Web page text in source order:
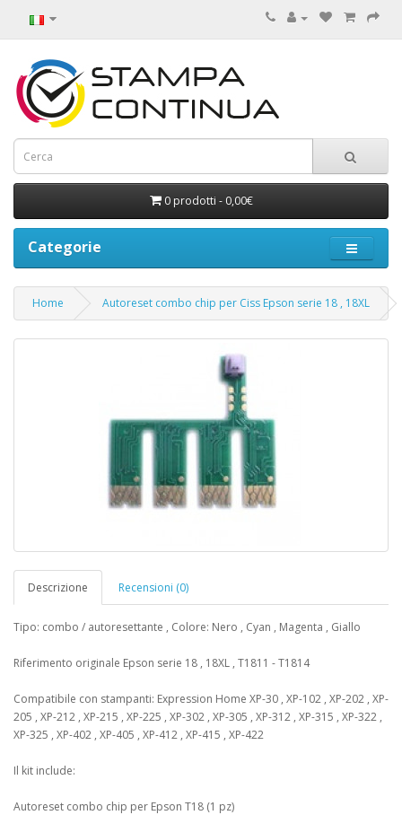
0 prodotti - 0,00€
Categorie
Home Autoreset combo chip per Ciss Epson serie 18 , 18XL
Descrizione Recensioni (0)
Tipo: combo / autoresettante , Colore: Nero , Cyan , Magenta , Giallo
Riferimento originale Epson serie 18 , 18XL , T1811 - T1814
Compatibile con stampanti: Expression Home XP-30 , XP-102 , XP-202 , XP-
205 , XP-212 , XP-215 , XP-225 , XP-302 , XP-305 , XP-312 , XP-315 , XP-322 ,
XP-325 , XP-402 , XP-405 , XP-412 , XP-415 , XP-422
Il kit include:
Autoreset combo chip per Epson T18 (1 pz)